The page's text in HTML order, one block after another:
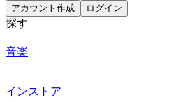
アカウント作成 ログイン
探す
音楽
インストア